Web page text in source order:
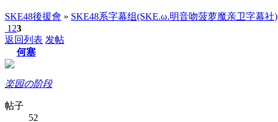
SKE48後援會 » SKE48系字幕组(SKE.ω.明音吻菠萝魔亲卫字幕社)
1 23
返回列表 发帖
何塞
楽园の阶段
帖子
52